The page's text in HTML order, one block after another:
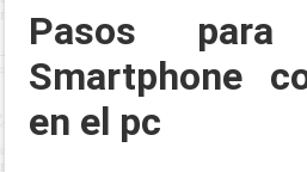
Pasos
Smartphone
en el pc